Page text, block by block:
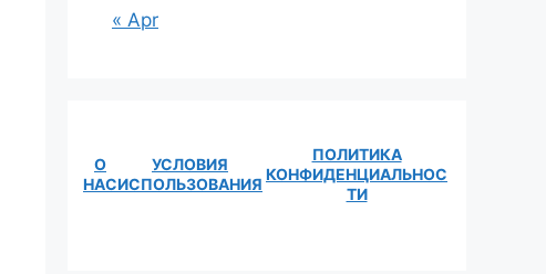
« Apr
О
НАС
УСЛОВИЯ
ИСПОЛЬЗОВАНИЯ
ПОЛИТИКА
КОНФИДЕНЦИАЛЬНОС
ТИ